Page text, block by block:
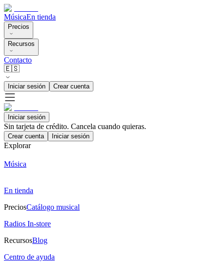
MúsicaEn tienda
Precios
Recursos
Contacto
🇪🇸
Iniciar sesión Crear cuenta
Iniciar sesión
Sin tarjeta de crédito. Cancela cuando quieras.
Crear cuenta Iniciar sesión
Explorar
Música
En tienda
PreciosCatálogo musical
Radios In-store
RecursosBlog
Centro de ayuda